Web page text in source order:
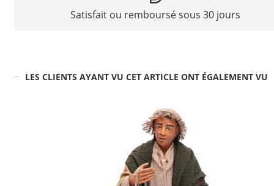
Satisfait ou remboursé sous 30 jours
LES CLIENTS AYANT VU CET ARTICLE ONT ÉGALEMENT VU